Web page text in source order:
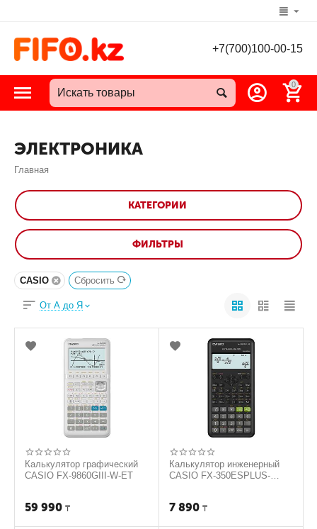
+7(700)100-00-15
0
ЭЛЕКТРОНИКА
Главная
КАТЕГОРИИ
ФИЛЬТРЫ
CASIO Сбросить
От А до Я
Калькулятор графический
CASIO FX-9860GIII-W-ET
59 990 ₸
Калькулятор инженерный
CASIO FX-350ESPLUS-
7 890 ₸